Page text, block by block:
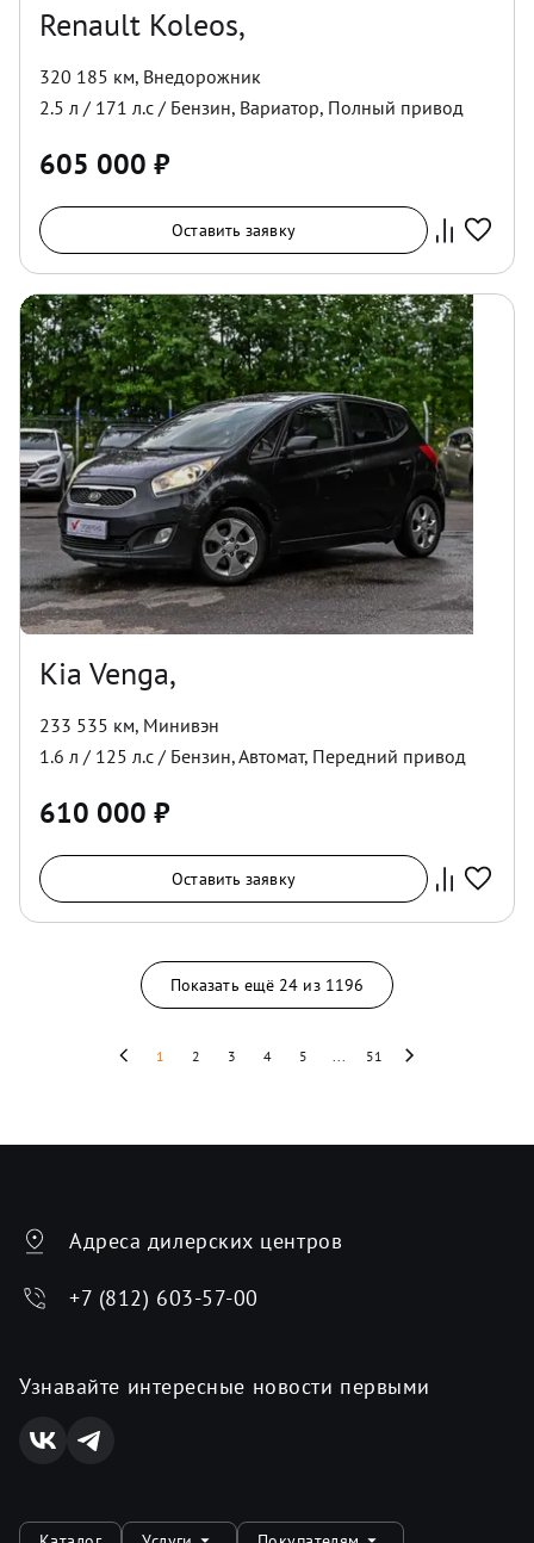
Renault Koleos,
320 185 км, Внедорожник
2.5 л / 171 л.с / Бензин, Вариатор, Полный привод
605 000 ₽
Оставить заявку
Kia Venga,
233 535 км, Минивэн
1.6 л / 125 л.с / Бензин,Автомат, Передний привод
610 000 ₽
Оставить заявку
Показать ещё 24 из 1196
1 2 3 4 5 51
Адреса дилерских центров
+7 (812) 603-57-00
Узнавайте интересные новости первыми